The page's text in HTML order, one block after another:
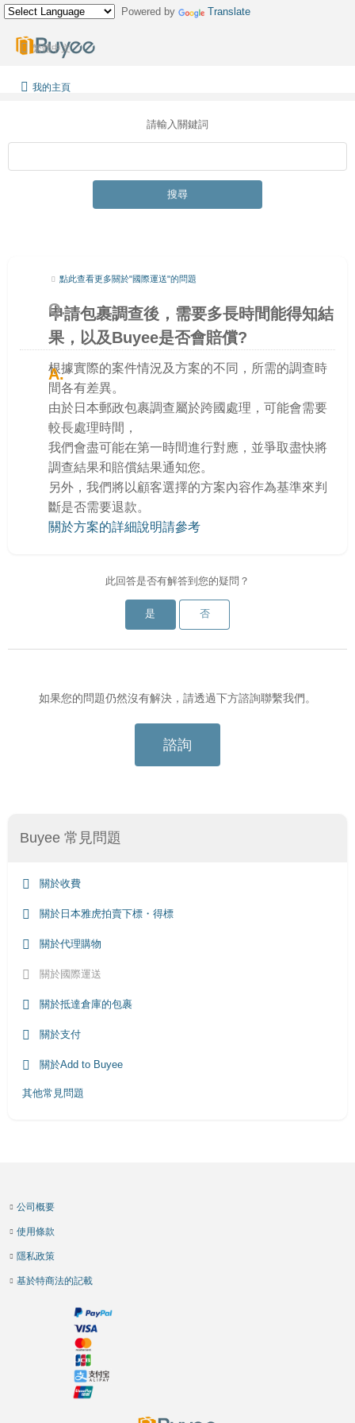
Powered by Translate
繁體中文
我的主頁
請輸入關鍵詞
搜尋
Buyee 常見問題
關於收費
關於日本雅虎拍賣下標・得標
關於代理購物
關於國際運送
關於抵達倉庫的包裹
關於支付
關於Add to Buyee
其他常見問題
點此查看更多關於"國際運送"的問題
申請包裹調查後，需要多長時間能得知結
果，以及Buyee是否會賠償?
根據實際的案件情況及方案的不同，所需的調查時
間各有差異。
由於日本郵政包裹調查屬於跨國處理，可能會需要
較長處理時間，
我們會盡可能在第一時間進行對應，並爭取盡快將
調查結果和賠償結果通知您。
另外，我們將以顧客選擇的方案內容作為基準來判
斷是否需要退款。
關於方案的詳細說明請參考
此回答是否有解答到您的疑問？
是 否
如果您的問題仍然沒有解決，請透過下方諮詢聯繫我們。
諮詢
公司概要
使用條款
隱私政策
基於特商法的記載